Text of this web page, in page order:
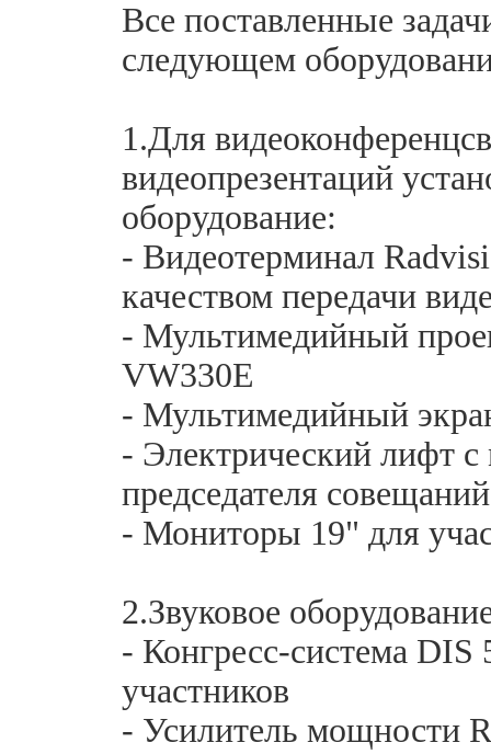
Все поставленные
следующем
1.Для
видеопрезентаций
оборудование:
- Видеотерминал
качеством передачи
- Мультимедийный
VW330E
- Мультимедийный
- Электрический лифт
председателя совещаний
- Мониторы 19" для
2.Звуковое
- Конгресс-система
участников
- Усилитель мощности